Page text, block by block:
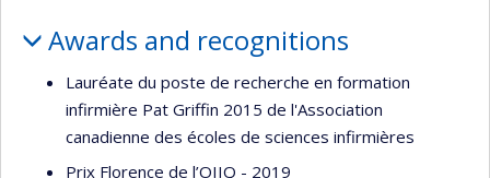
Awards and recognitions
Lauréate du poste de recherche en formation
infirmière Pat Griffin 2015 de l'Association
canadienne des écoles de sciences infirmières
Prix Florence de l’OIIQ - 2019